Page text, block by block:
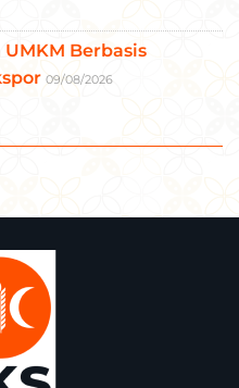
Berbasis
09/08/2026